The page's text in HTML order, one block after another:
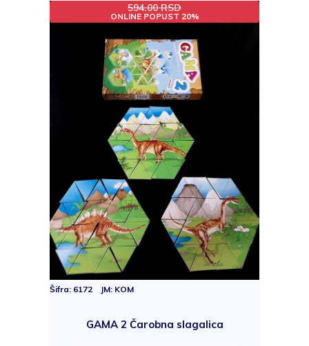
Šifra: 6172 JM: KOM
GAMA 2 Čarobna slagalica
594.00 RSD
ONLINE POPUST 20%